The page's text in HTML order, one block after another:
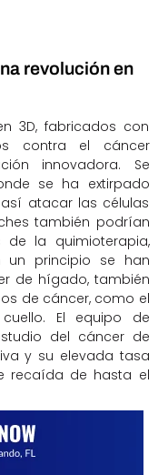
revolución en
3D, fabricados con
contra el cáncer
innovadora. Se
se ha extirpado
atacar las células
también podrían
de la quimioterapia,
un principio se han
de hígado, también
de cáncer, como el
El equipo de
del cáncer de
y su elevada tasa
recaída de hasta el